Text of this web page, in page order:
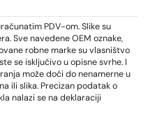
PDV-om. Slike su
Sve navedene OEM oznake,
robne marke su vlasništvo
se isključivo u opisne svrhe. I
može doći do nenamerne u
ili slika. Precizan podatak o
nalazi se na deklaraciji